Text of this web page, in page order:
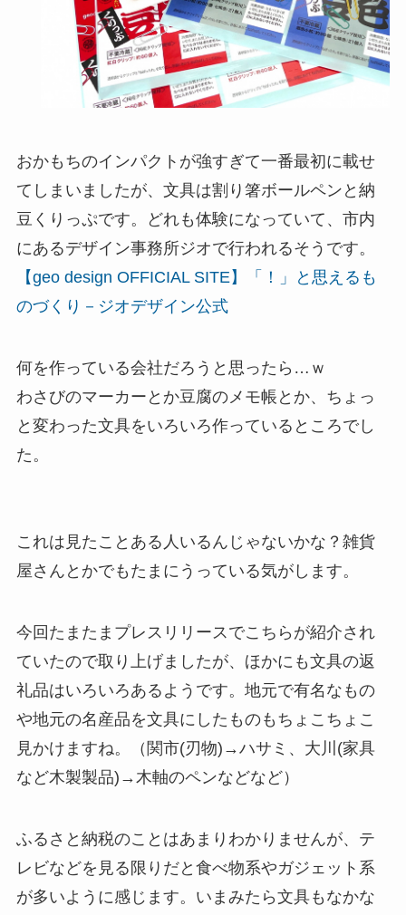
おかもちのインパクトが強すぎて一番最初に載せ
てしまいましたが、文具は割り箸ボールペンと納
豆くりっぷです。どれも体験になっていて、市内
にあるデザイン事務所ジオで行われるそうです。
【geo design OFFICIAL SITE】「！」と思えるも
のづくり－ジオデザイン公式
何を作っている会社だろうと思ったら…ｗ
わさびのマーカーとか豆腐のメモ帳とか、ちょっ
と変わった文具をいろいろ作っているところでし
た。
これは見たことある人いるんじゃないかな？雑貨
屋さんとかでもたまにうっている気がします。
今回たまたまプレスリリースでこちらが紹介され
ていたので取り上げましたが、ほかにも文具の返
礼品はいろいろあるようです。地元で有名なもの
や地元の名産品を文具にしたものもちょこちょこ
見かけますね。（関市(刃物)→ハサミ、大川(家具
など木製製品)→木軸のペンなどなど）
ふるさと納税のことはあまりわかりませんが、テ
レビなどを見る限りだと食べ物系やガジェット系
が多いように感じます。いまみたら文具もなかな